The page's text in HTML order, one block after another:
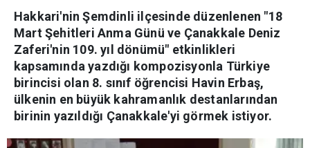
Hakkari'nin Şemdinli ilçesinde düzenlenen "18
Mart Şehitleri Anma Günü ve Çanakkale Deniz
Zaferi'nin 109. yıl dönümü" etkinlikleri
kapsamında yazdığı kompozisyonla Türkiye
birincisi olan 8. sınıf öğrencisi Havin Erbaş,
ülkenin en büyük kahramanlık destanlarından
birinin yazıldığı Çanakkale'yi görmek istiyor.